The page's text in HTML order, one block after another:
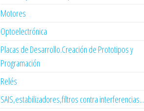
Motores
Optoelectrónica
Placas de Desarrollo.Creación de Prototipos y
Programación
Relés
SAIS,estabilizadores,filtros contra interferencias...